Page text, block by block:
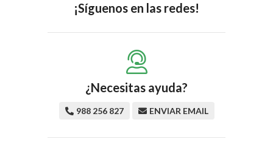
¡Síguenos en las redes!
¿Necesitas ayuda?
988 256 827 ENVIAR EMAIL